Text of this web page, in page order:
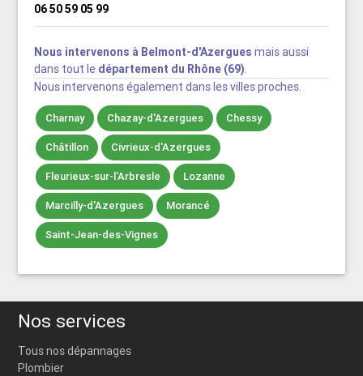
06 50 59 05 99
Nous intervenons à Belmont-d'Azergues mais aussi
dans tout le département du Rhône (69)
Nous intervenons également dans les villes proches.
Charnay Chazay-d'Azergues Chessy
Châtillon Civrieux-d'Azergues
Fleurieux-sur-l'Arbresle Lozanne
Marcilly-d'Azergues Morancé
Saint-Jean-des-Vignes
Nos services
Tous nos dépannages
Plombier